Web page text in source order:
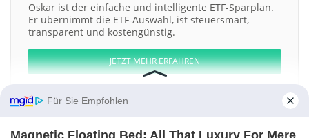
Oskar ist der einfache und intelligente ETF-Sparplan.
Er übernimmt die ETF-Auswahl, ist steuersmart,
transparent und kostengünstig.
JETZT MEHR ERFAHREN
Für Sie Empfohlen
Magnetic Floating Bed: All That Luxury For Mere